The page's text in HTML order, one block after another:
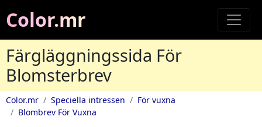
Color.mr
Färgläggningssida För
Blomsterbrev
Color.mr Speciella intressen
För vuxna
Blombrev För Vuxna